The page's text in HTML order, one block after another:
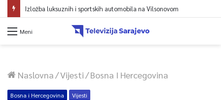
Izložba luksuznih i sportskih automobila na Vilsonovom
Meni
Naslovna/Vijesti/Bosna I Hercegovina
Bosna i Hercegovina Vijesti